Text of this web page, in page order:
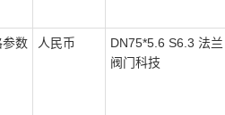
参数 人民币
DN75*5.6 S6.3 法兰
阀门科技